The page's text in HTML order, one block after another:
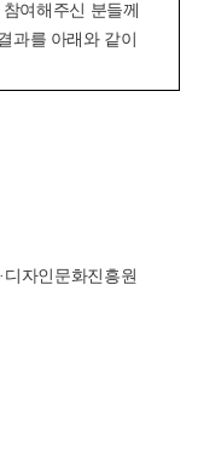
여해주신 분들께
과를 아래와 같이
· 디자인문화진흥원